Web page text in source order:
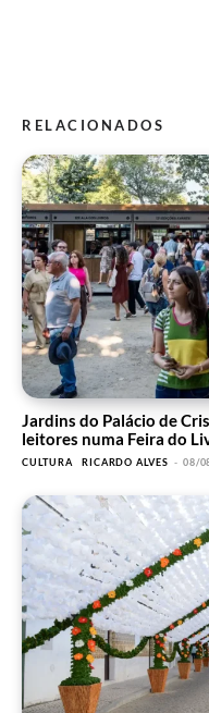
RELACIONADOS
Jardins do Palácio de
leitores numa Feira do
CULTURA RICARDO ALVES - 08/